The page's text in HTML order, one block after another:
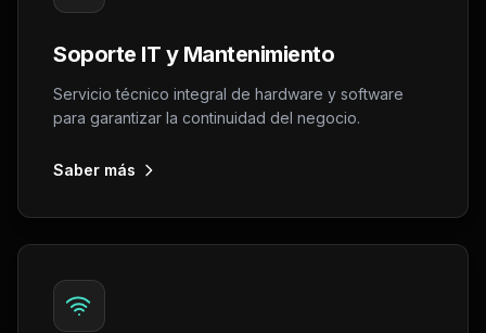
Soporte IT y Mantenimiento
Servicio técnico integral de hardware y software
para garantizar la continuidad del negocio.
Saber más